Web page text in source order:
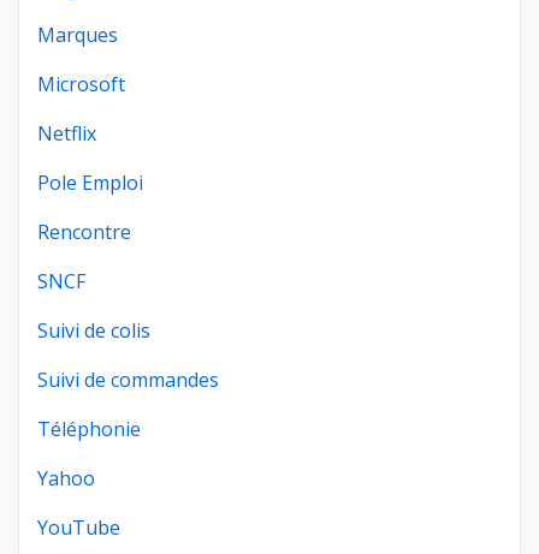
Marques
Microsoft
Netflix
Pole Emploi
Rencontre
SNCF
Suivi de colis
Suivi de commandes
Téléphonie
Yahoo
YouTube